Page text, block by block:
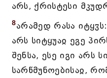
არს, ქრისტესი
8არამედ რასა
არს სიტყუაჲ ეგე
შენსა, ესე იგი არს
სარწმუნოებისაჲ,